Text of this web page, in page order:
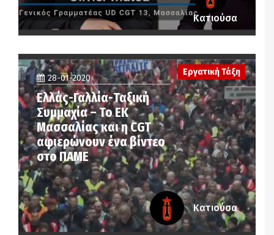
Κατιούσα
28-01-2020
Ελλάς-Γαλλία-Ταξική
Συμμαχία – Το ΕΚ
Μασσαλίας και η CGT
αφιερώνουν ένα βίντεο
στο ΠΑΜΕ
Εργατική Τάξη
Κατιούσα